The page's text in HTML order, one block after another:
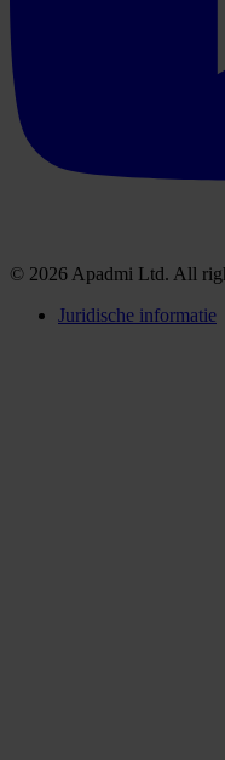
© 2026 Apadmi Ltd. All
Juridische informatie